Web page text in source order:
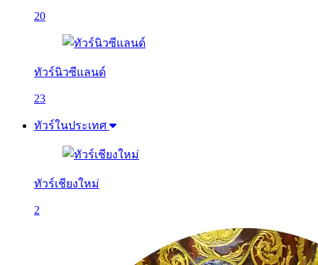
20
ทัวร์นิวซีแลนด์
23
ทัวร์ในประเทศ
ทัวร์เชียงใหม่
2